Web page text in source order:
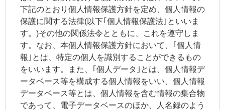
下記のとおり個人情報保護方針を定め、個人情報の
保護に関する法律(以下｢個人情報保護法｣といいま
す。)その他の関係法令とともに、これを遵守しま
す。なお、本個人情報保護方針において、｢個人情
報｣とは、特定の個人を識別することができるもの
をいいます。また、｢個人データ｣とは、個人情報デ
ータベース等を構成する個人情報をいい、個人情報
データベース等とは、個人情報を含む情報の集合物
であって、電子データベースのほか、人名録のよう